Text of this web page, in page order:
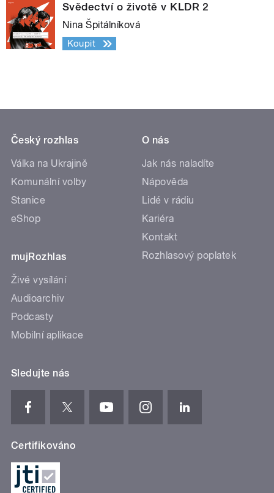
Svědectví o životě v KLDR 2
Nina Špitálníková
Koupit
Český rozhlas
Válka na Ukrajině
Komunální volby
Stanice
eShop
mujRozhlas
Živé vysílání
Audioarchiv
Podcasty
Mobilní aplikace
O nás
Jak nás naladíte
Nápověda
Lidé v rádiu
Kariéra
Kontakt
Rozhlasový poplatek
Sledujte nás
Certifikováno